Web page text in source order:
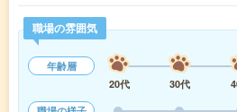
職場の雰囲気
年齢層
20代
30代